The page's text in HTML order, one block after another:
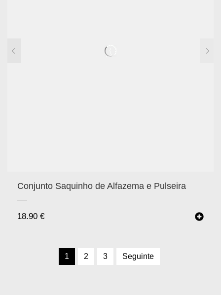
Conjunto Saquinho de Alfazema e Pulseira
18.90 €
1 2 3 Seguinte